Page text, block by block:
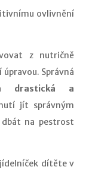
ovlivnění
z nutričně
Správná
drastická a
jít správným
na pestrost
dítěte v